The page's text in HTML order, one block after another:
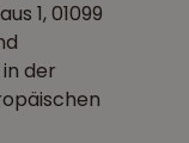
1, 01099
in der